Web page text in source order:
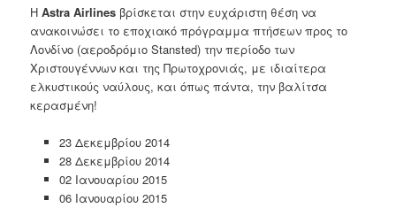
ΗAstra Airlines βρίσκεται στην ευχάριστη θέση να
ανακοινώσει το εποχιακό πρόγραμμα πτήσεων προς το
Λονδίνο (αεροδρόμιο Stansted) την περίοδο των
Χριστουγέννων και της Πρωτοχρονιάς, με ιδιαίτερα
ελκυστικούς ναύλους, και όπως πάντα, την βαλίτσα
κερασμένη!
23 Δεκεμβρίου 2014
28 Δεκεμβρίου 2014
02 Ιανουαρίου 2015
06 Ιανουαρίου 2015